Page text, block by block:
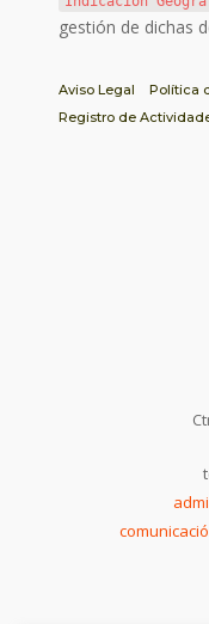
gestión de dichas
Aviso Legal Política
Registro de